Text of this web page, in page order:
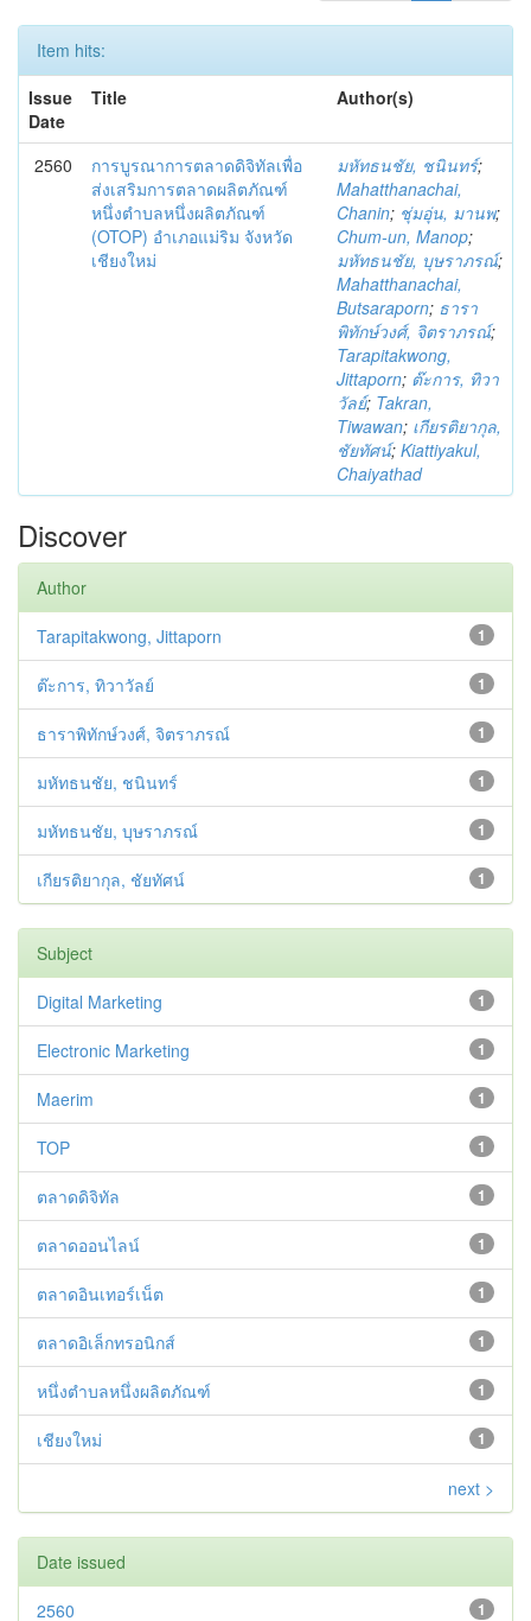
Item hits:
Issue
Date
Title Author(s)
2560
การบูรณาการตลาดดิจิทัลเพื่อ
ส่งเสริมการตลาดผลิตภัณฑ์
หนึ่งตำบลหนึ่งผลิตภัณฑ์
(OTOP) อำเภอแม่ริม จังหวัด
เชียงใหม่
มหัทธนชัย, ชนินทร์;
Mahatthanachai,
Chanin; ชุ่มอุ่น, มานพ;
Chum-un, Manop;
มหัทธนชัย, บุษราภรณ์;
Mahatthanachai,
Butsaraporn; ธารา
พิทักษ์วงศ์, จิตราภรณ์;
Tarapitakwong,
Jittaporn; ต๊ะการ, ทิวา
วัลย์; Takran,
Tiwawan; เกียรติยากุล,
ชัยทัศน์; Kiattiyakul,
Chaiyathad
Discover
Author
1
Tarapitakwong, Jittaporn
1
ต๊ะการ, ทิวาวัลย์
1
ธาราพิทักษ์วงศ์, จิตราภรณ์
1
มหัทธนชัย, ชนินทร์
1
มหัทธนชัย, บุษราภรณ์
1
เกียรติยากุล, ชัยทัศน์
Subject
1
Digital Marketing
1
Electronic Marketing
1
Maerim
1
TOP
1
ตลาดดิจิทัล
1
ตลาดออนไลน์
1
ตลาดอินเทอร์เน็ต
1
ตลาดอิเล็กทรอนิกส์
1
หนึ่งตำบลหนึ่งผลิตภัณฑ์
1
เชียงใหม่
next >
Date issued
1
2560